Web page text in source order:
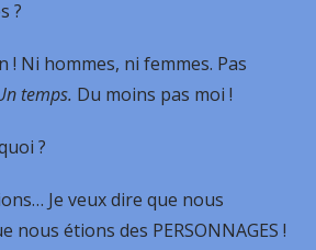
?
! Ni hommes, ni femmes. Pas
temps. Du moins pas moi !
?
Je veux dire que nous
nous étions des PERSONNAGES !